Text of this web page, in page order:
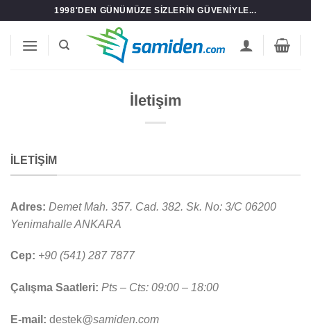
1998'DEN GÜNÜMÜZE SIZLERIN GÜVENIYLE...
İletişim
İLETİŞİM
Adres: Demet Mah. 357. Cad. 382. Sk. No: 3/C 06200
Yenimahalle ANKARA
Cep: +90 (541) 287 7877
Çalışma Saatleri: Pts – Cts: 09:00 – 18:00
E-mail: destek@samiden.com